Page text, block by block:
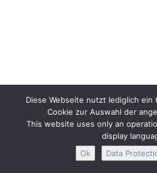
Diese Webseite nutzt lediglich
Cookie zur Auswahl der
This website uses only an
display
Ok
Data